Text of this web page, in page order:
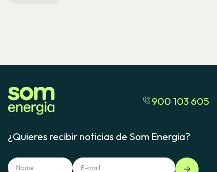
900 103 605
¿Quieres recibir noticias de Som Energia?